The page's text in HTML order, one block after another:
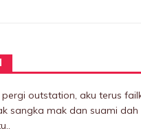
outstation, aku terus
sangka mak dan suami dah